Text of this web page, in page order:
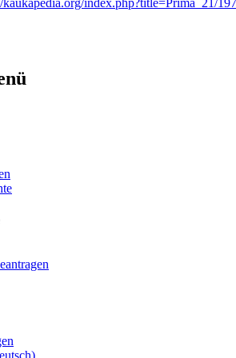
kaukapedia.org/index.php?title=Prima_21/